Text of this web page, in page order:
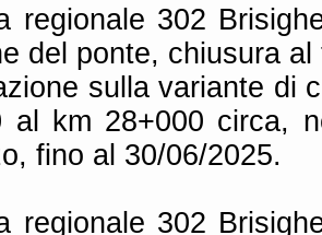
regionale 302
del ponte, chiusura
sulla variante di
al km 28+000 circa,
fino al 30/06/2025.
regionale 302